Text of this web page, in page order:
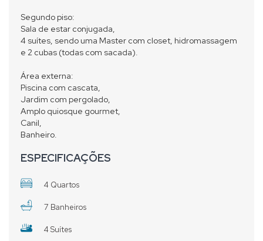
Segundo piso:
Sala de estar conjugada,
4 suítes, sendo uma Master com closet, hidromassagem
e 2 cubas (todas com sacada).
Área externa:
Piscina com cascata,
Jardim com pergolado,
Amplo quiosque gourmet,
Canil,
Banheiro.
ESPECIFICAÇÕES
4 Quartos
7 Banheiros
4 Suítes